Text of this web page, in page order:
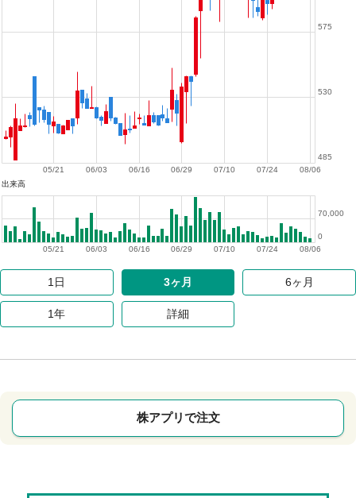
08/06
07/24
07/10
06/29
06/16
06/03
05/21
485
530
575
出来高
08/06
07/24
07/10
06/29
06/16
06/03
05/21
0
70,000
1日 3ヶ月 6ヶ月
1年 詳細
株アプリで注文